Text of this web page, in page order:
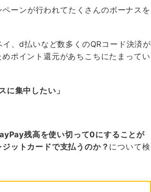
ーンが行われてたくさんのボーナスを
、d払いなど数多くのQRコード決済が
ポイント還元があちこちにたまってい
に集中したい」
残高を使い切って0にすることが
ットカードで支払うのか？ について検